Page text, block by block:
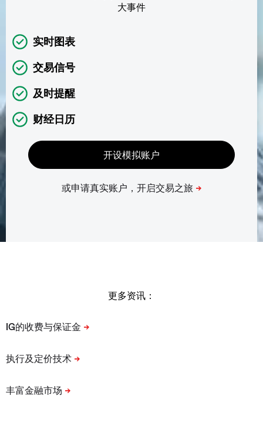
大事件
实时图表
交易信号
及时提醒
财经日历
更多资讯：